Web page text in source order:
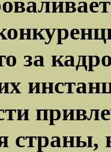
за
страны,